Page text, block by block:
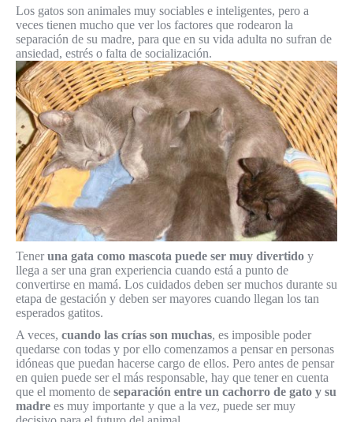
Los gatos son animales muy sociables e inteligentes, pero a
veces tienen mucho que ver los factores que rodearon la
separación de su madre, para que en su vida adulta no sufran de
ansiedad, estrés o falta de socialización.
Teneruna gata como mascota puede ser muy divertido y
llega a ser una gran experiencia cuando está a punto de
convertirse en mamá. Los cuidados deben ser muchos durante su
etapa de gestación y deben ser mayores cuando llegan los tan
esperados gatitos.
A veces, cuando las crías son muchas, es imposible poder
quedarse con todas y por ello comenzamos a pensar en personas
idóneas que puedan hacerse cargo de ellos. Pero antes de pensar
en quien puede ser el más responsable, hay que tener en cuenta
que el momento de separación entre un cachorro de gato y su
madre es muy importante y que a la vez, puede ser muy